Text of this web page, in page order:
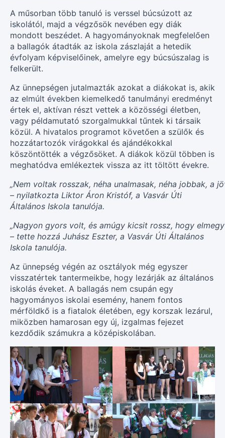
A műsorban több tanuló is verssel búcsúzott az
iskolától, majd a végzősök nevében egy diák
mondott beszédet. A hagyományoknak megfelelően
a ballagók átadták az iskola zászlaját a hetedik
évfolyam képviselőinek, amelyre egy búcsúszalag is
felkerült.
Az ünnepségen jutalmazták azokat a diákokat is, akik
az elmúlt években kiemelkedő tanulmányi eredményt
értek el, aktívan részt vettek a közösségi életben,
vagy példamutató szorgalmukkal tűntek ki társaik
közül. A hivatalos programot követően a szülők és
hozzátartozók virágokkal és ajándékokkal
köszöntötték a végzősöket. A diákok közül többen is
meghatódva emlékeztek vissza az itt töltött évekre.
„Nem voltak rosszak, néha unalmasak, néha jobbak, a
– nyilatkozta Liktor Áron Kristóf, a Vasvár Úti
Általános Iskola tanulója.
„Nagyon gyors volt, és amúgy kicsit rossz, hogy
– tette hozzá Juhász Eszter, a Vasvár Úti Általános
Iskola tanulója.
Az ünnepség végén az osztályok még egyszer
visszatértek tantermeikbe, hogy lezárják az általános
iskolás éveket. A ballagás nem csupán egy
hagyományos iskolai esemény, hanem fontos
mérföldkő is a fiatalok életében, egy korszak lezárul,
miközben hamarosan egy új, izgalmas fejezet
kezdődik számukra a középiskolában.